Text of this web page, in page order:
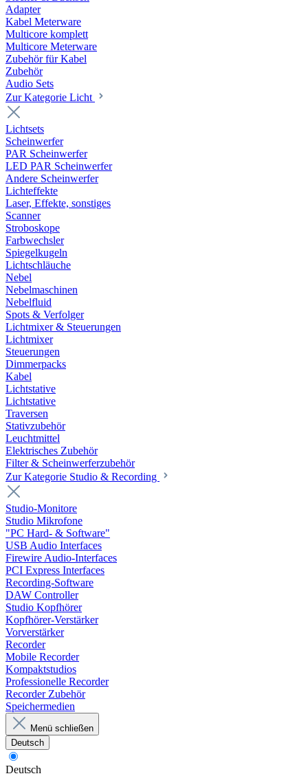
Adapter
Kabel Meterware
Multicore komplett
Multicore Meterware
Zubehör für Kabel
Zubehör
Audio Sets
Zur Kategorie Licht
Lichtsets
Scheinwerfer
PAR Scheinwerfer
LED PAR Scheinwerfer
Andere Scheinwerfer
Lichteffekte
Laser, Effekte, sonstiges
Scanner
Stroboskope
Farbwechsler
Spiegelkugeln
Lichtschläuche
Nebel
Nebelmaschinen
Nebelfluid
Spots & Verfolger
Lichtmixer & Steuerungen
Lichtmixer
Steuerungen
Dimmerpacks
Kabel
Lichtstative
Lichtstative
Traversen
Stativzubehör
Leuchtmittel
Elektrisches Zubehör
Filter & Scheinwerferzubehör
Zur Kategorie Studio & Recording
Studio-Monitore
Studio Mikrofone
"PC Hard- & Software"
USB Audio Interfaces
Firewire Audio-Interfaces
PCI Express Interfaces
Recording-Software
DAW Controller
Studio Kopfhörer
Kopfhörer-Verstärker
Vorverstärker
Recorder
Mobile Recorder
Kompaktstudios
Professionelle Recorder
Recorder Zubehör
Speichermedien
Menü schließen
Deutsch
Deutsch